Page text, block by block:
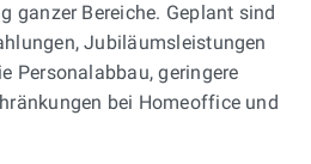
ganzer Bereiche. Geplant sind
Jubiläumsleistungen
Personalabbau, geringere
bei Homeoffice und